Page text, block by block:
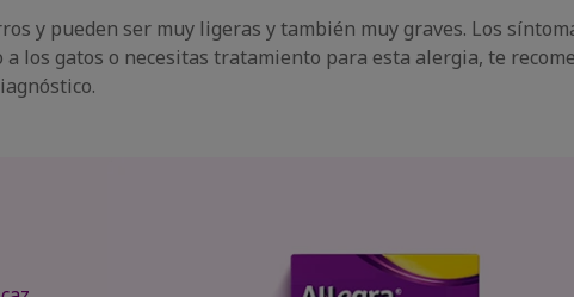
y pueden ser muy ligeras y también muy graves. Los
los gatos o necesitas tratamiento para esta alergia, te